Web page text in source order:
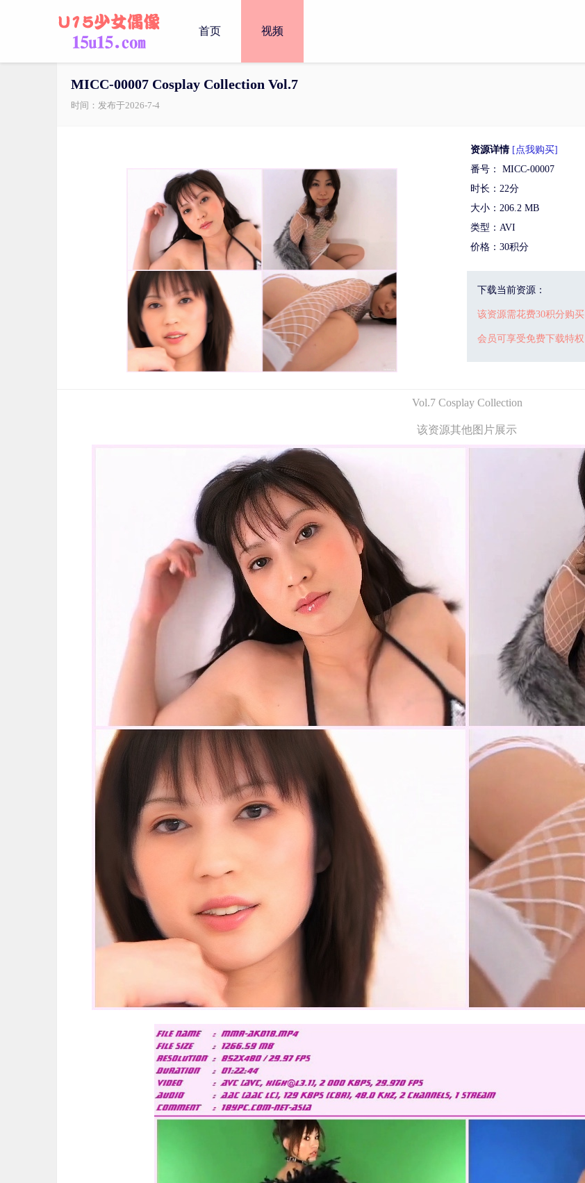
首页 视频
MICC-00007 Cosplay Collection Vol.7
时间：发布于2026-7-4
资源详情 [点我购买]
番号： MICC-00007
时长：22分
大小：206.2 MB
类型：AVI
价格：30积分
下载当前资源：
该资源需花费30积分购买
会员可享受免费下载特权
Vol.7 Cosplay Collection
该资源其他图片展示